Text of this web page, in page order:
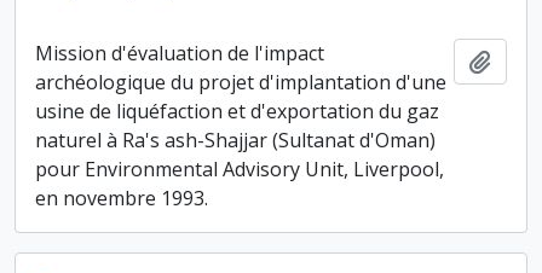
Mission d'évaluation de l'impact
archéologique du projet d'implantation d'une
usine de liquéfaction et d'exportation du gaz
naturel à Ra's ash-Shajjar (Sultanat d'Oman)
pour Environmental Advisory Unit, Liverpool,
en novembre 1993.